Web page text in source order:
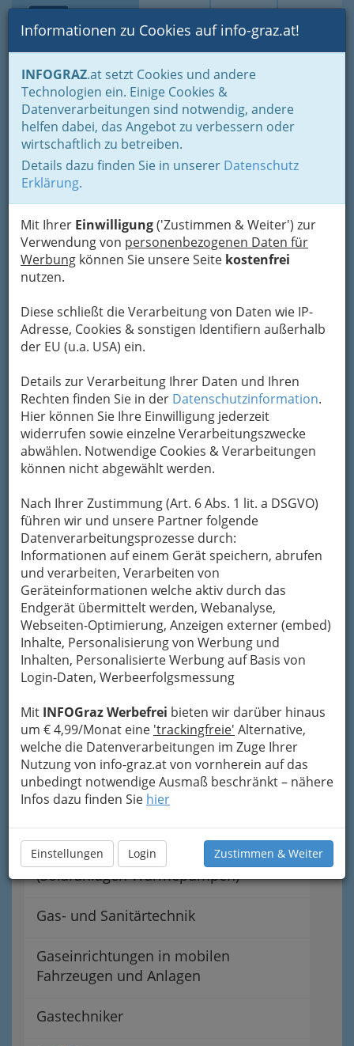
Suche Login Toggle
Informationen zu Cookies auf info-graz.at!
INFOGRAZ.at setzt Cookies und andere
Technologien ein. Einige Cookies &
Datenverarbeitungen sind notwendig, andere
helfen dabei, das Angebot zu verbessern oder
wirtschaftlich zu betreiben.
Details dazu finden Sie in unserer Datenschutz
Erklärung.
Mit Ihrer Einwilligung('Zustimmen & Weiter') zur
Verwendung von personenbezogenen Daten für
Werbung können Sie unsere Seite kostenfrei
nutzen.
Diese schließt die Verarbeitung von Daten wie IP-
Adresse, Cookies & sonstigen Identifiern außerhalb
der EU (u.a. USA) ein.
Details zur Verarbeitung Ihrer Daten und Ihren
Rechten finden Sie in der Datenschutzinformation.
Hier können Sie Ihre Einwilligung jederzeit
widerrufen sowie einzelne Verarbeitungszwecke
abwählen. Notwendige Cookies & Verarbeitungen
können nicht abgewählt werden.
Nach Ihrer Zustimmung (Art. 6 Abs. 1 lit. a DSGVO)
führen wir und unsere Partner folgende
Datenverarbeitungsprozesse durch:
Informationen auf einem Gerät speichern, abrufen
und verarbeiten, Verarbeiten von
Geräteinformationen welche aktiv durch das
Endgerät übermittelt werden, Webanalyse,
Webseiten-Optimierung, Anzeigen externer (embed)
Inhalte, Personalisierung von Werbung und
Inhalten, Personalisierte Werbung auf Basis von
Login-Daten, Werbeerfolgsmessung
Mit INFOGraz Werbefrei bieten wir darüber hinaus
um € 4,99/Monat eine 'trackingfreie' Alternative,
welche die Datenverarbeitungen im Zuge Ihrer
Nutzung von info-graz.at von vornherein auf das
unbedingt notwendige Ausmaß beschränkt – nähere
Infos dazu finden Sie hier
Einstellungen Login Zustimmen & Weiter
Home Branchen
Gewerbe, Handwerk, Banken
Gewerbe & Handwerk, Gliederung der WKO
Innung der ‚Sanitärtechniker Heizungstechniker und
Lüftungstechniker‘
Service, Wartung und Überprüfung von Öl- und Gasbrennern
Helga Kramer
Wiener Straße 68, 8020 Graz
+43 316 714 624
+43 316 724 604
Karte
Adresse mit Google Maps anschauen
Innung der „Sanitär-
,Heizungs- und
Lüftungstechniker‘
Entkalken von
Errichtung von Alternativanlagen
(Solaranlagen Wärmepumpen)
Gas- und Sanitärtechnik
Gaseinrichtungen in mobilen
Fahrzeugen und Anlagen
Gastechniker